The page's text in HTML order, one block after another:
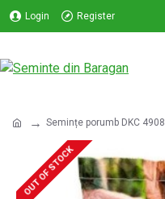
Login Register
Semințe porumb DKC 4908
OUT OF STOCK